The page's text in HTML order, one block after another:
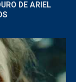
DE ARIEL